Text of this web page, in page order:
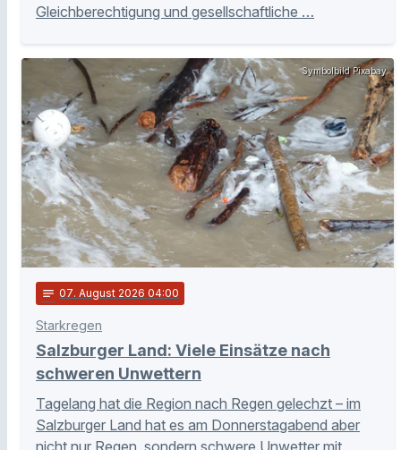
Gleichberechtigung und gesellschaftliche …
Symbolbild Pixabay
notes 07. August 2026 04:00
Starkregen
Salzburger Land: Viele Einsätze nach
schweren Unwettern
Tagelang hat die Region nach Regen gelechzt – im
Salzburger Land hat es am Donnerstagabend aber
nicht nur Regen, sondern schwere Unwetter mit